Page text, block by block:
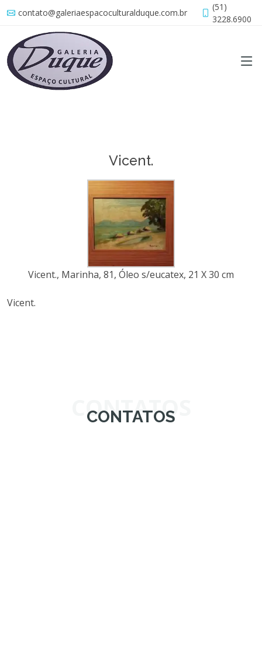
contato@galeriaespacoculturalduque.com.br
(51)
3228.6900
Vicent.
Vicent., Marinha, 81, Óleo s/eucatex, 21 X 30 cm
Vicent.
CONTATOS
CONTATOS